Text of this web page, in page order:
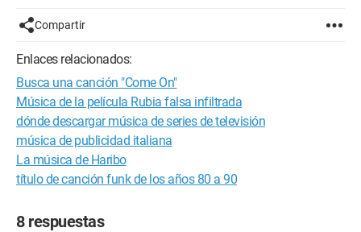
Compartir
Enlaces relacionados:
Busca una canción "Come On"
Música de la película Rubia falsa infiltrada
dónde descargar música de series de televisión
música de publicidad italiana
La música de Haribo
título de canción funk de los años 80 a 90
8 respuestas